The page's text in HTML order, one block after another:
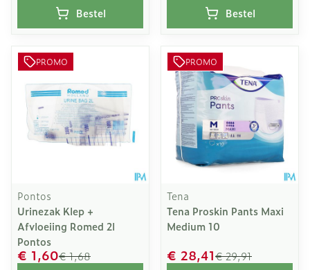
Bestel Bestel
PROMO
Pontos
Urinezak Klep +
Afvloeiing Romed 2l
Pontos
€ 1,68
€ 1,60
PROMO
Tena
Tena Proskin Pants Maxi
Medium 10
€ 29,91
€ 28,41